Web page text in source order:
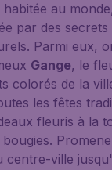
au
par des
Parmi eux,
Gange, le
colorés de la
les fêtes
fleuris à la
centre-ville